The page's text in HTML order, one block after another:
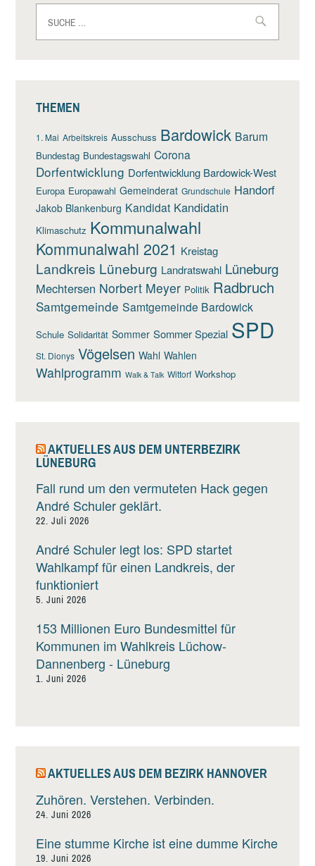
nach:
THEMEN
1. Mai Arbeitskreis Ausschuss Bardowick Barum
Bundestag Bundestagswahl Corona
Dorfentwicklung Dorfentwicklung Bardowick-West
Europa Europawahl Gemeinderat Grundschule Handorf
Jakob Blankenburg Kandidat Kandidatin
Klimaschutz Kommunalwahl
Kommunalwahl 2021 Kreistag
Landkreis Lüneburg Landratswahl Lüneburg
Mechtersen Norbert Meyer Politik Radbruch
Samtgemeinde Samtgemeinde Bardowick
Schule Solidarität Sommer Sommer Spezial SPD
St. Dionys Vögelsen Wahl Wahlen
Wahlprogramm Walk & Talk Wittorf Workshop
AKTUELLES AUS DEM UNTERBEZIRK
LÜNEBURG
Fall rund um den vermuteten Hack gegen
André Schuler geklärt.
22. Juli 2026
André Schuler legt los: SPD startet
Wahlkampf für einen Landkreis, der
funktioniert
5. Juni 2026
153 Millionen Euro Bundesmittel für
Kommunen im Wahlkreis Lüchow-
Dannenberg - Lüneburg
1. Juni 2026
AKTUELLES AUS DEM BEZIRK HANNOVER
Zuhören. Verstehen. Verbinden.
24. Juni 2026
Eine stumme Kirche ist eine dumme Kirche
19. Juni 2026